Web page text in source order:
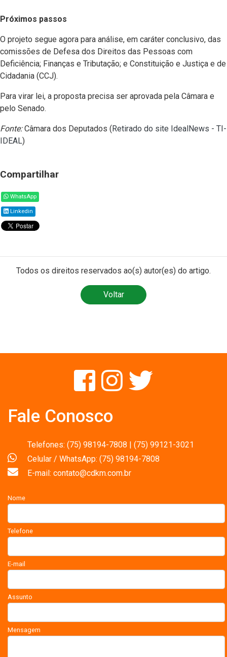
Próximos passos
O projeto segue agora para análise, em caráter conclusivo, das
comissões de Defesa dos Direitos das Pessoas com
Deficiência; Finanças e Tributação; e Constituição e Justiça e de
Cidadania (CCJ).
Para virar lei, a proposta precisa ser aprovada pela Câmara e
pelo Senado.
Fonte:Câmara dos Deputados (Retirado do site IdealNews - TI-
IDEAL)
Compartilhar
WhatsApp
Linkedin
Todos os direitos reservados ao(s) autor(es) do artigo.
Voltar
Fale Conosco
Telefones: (75) 98194-7808 | (75) 99121-3021
Celular / WhatsApp: (75) 98194-7808
E-mail: contato@cdkm.com.br
Nome
Telefone
E-mail
Assunto
Mensagem